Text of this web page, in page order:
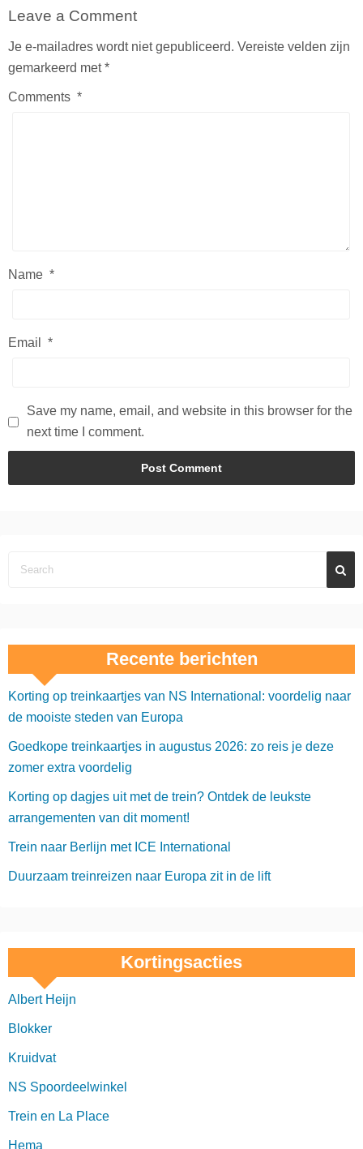
Leave a Comment
Je e-mailadres wordt niet gepubliceerd. Vereiste velden zijn
gemarkeerd met*
Comments *
Name *
Email *
Save my name, email, and website in this browser for the
next time I comment.
Recente berichten
Korting op treinkaartjes van NS International: voordelig naar
de mooiste steden van Europa
Goedkope treinkaartjes in augustus 2026: zo reis je deze
zomer extra voordelig
Korting op dagjes uit met de trein? Ontdek de leukste
arrangementen van dit moment!
Trein naar Berlijn met ICE International
Duurzaam treinreizen naar Europa zit in de lift
Kortingsacties
Albert Heijn
Blokker
Kruidvat
NS Spoordeelwinkel
Trein en La Place
Hema